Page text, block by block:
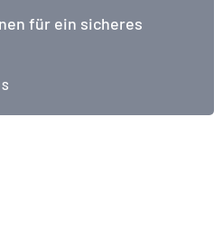
für ein sicheres